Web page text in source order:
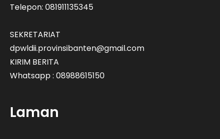
Telepon: 081911135345
SEKRETARIAT
dpwldii.provinsibanten@gmail.com
KIRIM BERITA
Whatsapp : 08988615150
Laman